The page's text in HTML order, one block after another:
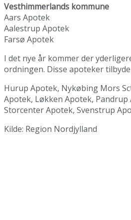
Vesthimmerlands kommune
Aars Apotek
Aalestrup Apotek
Farsø Apotek
I det nye år kommer der
ordningen. Disse apoteker
Hurup Apotek, Nykøbing Mors
Apotek, Løkken Apotek,
Storcenter Apotek, Svenstrup
Kilde: Region Nordjylland